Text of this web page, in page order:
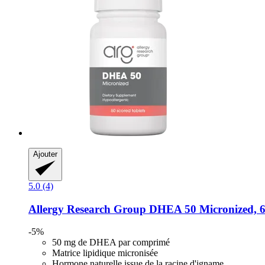
Ajouter
5.0 (4)
Allergy Research Group DHEA 50 Micronized,
-5%
50 mg de DHEA par comprimé
Matrice lipidique micronisée